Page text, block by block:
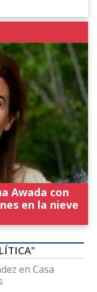
Awada con
en la nieve
en Casa